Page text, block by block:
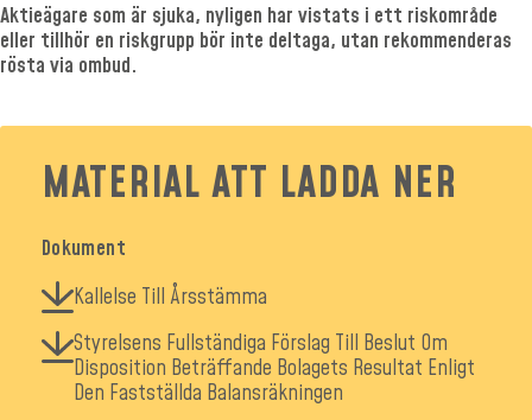
Aktieägare som är sjuka, nyligen har vistats i ett riskområde
eller tillhör en riskgrupp bör inte deltaga, utan rekommenderas
rösta via ombud.
MATERIAL ATT LADDA NER
Dokument
Kallelse Till Årsstämma
Styrelsens Fullständiga Förslag Till Beslut Om
Disposition Beträffande Bolagets Resultat Enligt
Den Fastställda Balansräkningen